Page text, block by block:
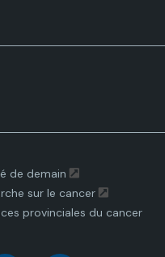
de demain
sur le cancer
provinciales du cancer